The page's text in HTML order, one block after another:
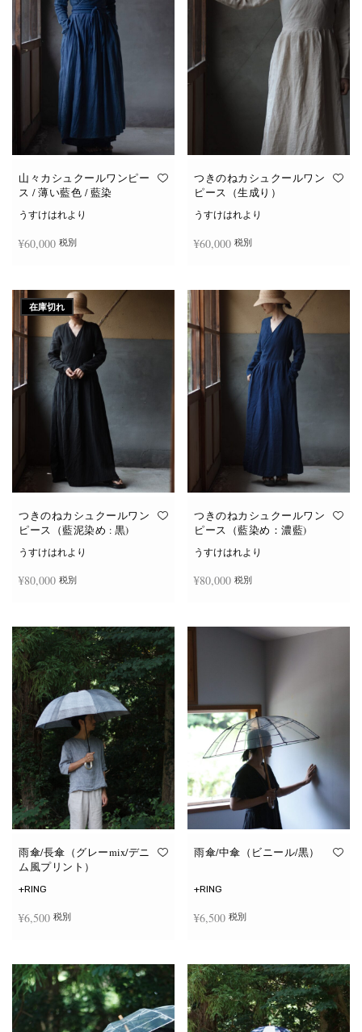
山々カシュクールワンピー
ス / 薄い藍色 / 藍染
うすけはれより
¥60,000 税別
つきのねカシュクールワン
ピース（生成り）
うすけはれより
¥60,000 税別
在庫切れ
つきのねカシュクールワン
ピース（藍泥染め : 黒)
うすけはれより
¥80,000 税別
つきのねカシュクールワン
ピース（藍染め：濃藍)
うすけはれより
¥80,000 税別
雨傘/長傘（グレーmix/デニ
ム風プリント）
+RING
¥6,500 税別
雨傘/中傘（ビニール/黒）
+RING
¥6,500 税別